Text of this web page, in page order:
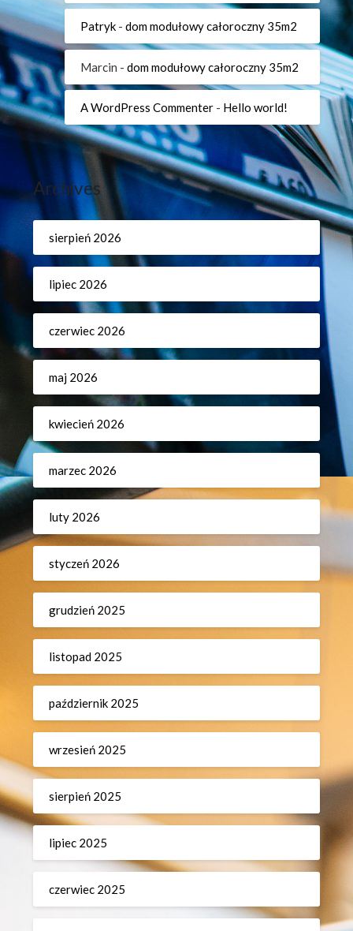
Patryk -dom modułowy całoroczny 35m2
Marcin -dom modułowy całoroczny 35m2
A WordPress Commenter - Hello world!
Archives
sierpień 2026
lipiec 2026
czerwiec 2026
maj 2026
kwiecień 2026
marzec 2026
luty 2026
styczeń 2026
grudzień 2025
listopad 2025
październik 2025
wrzesień 2025
sierpień 2025
lipiec 2025
czerwiec 2025